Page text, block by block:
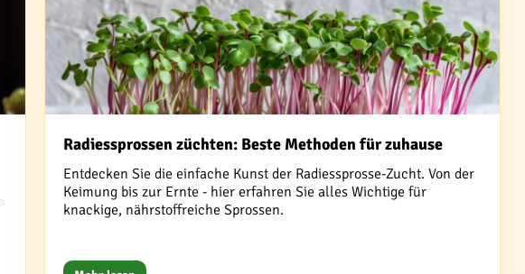
Radiessprossen züchten: Beste Methoden für zuhause
Entdecken Sie die einfache Kunst der Radiessprosse-Zucht. Von der
Keimung bis zur Ernte - hier erfahren Sie alles Wichtige für
knackige, nährstoffreiche Sprossen.